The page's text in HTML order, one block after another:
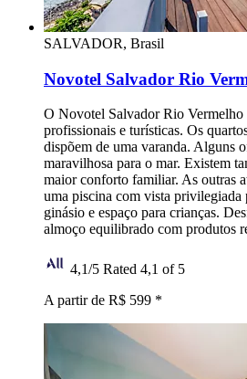
SALVADOR, Brasil
Novotel Salvador Rio
O Novotel Salvador Rio Vermelho
profissionais e turísticas. Os
dispõem de uma varanda. Alguns
maravilhosa para o mar. Existem
maior conforto familiar. As outras
uma piscina com vista privilegiada
ginásio e espaço para crianças.
almoço equilibrado com produtos
4,1/5 Rated 4,1 of 5
A partir de R$ 599 *